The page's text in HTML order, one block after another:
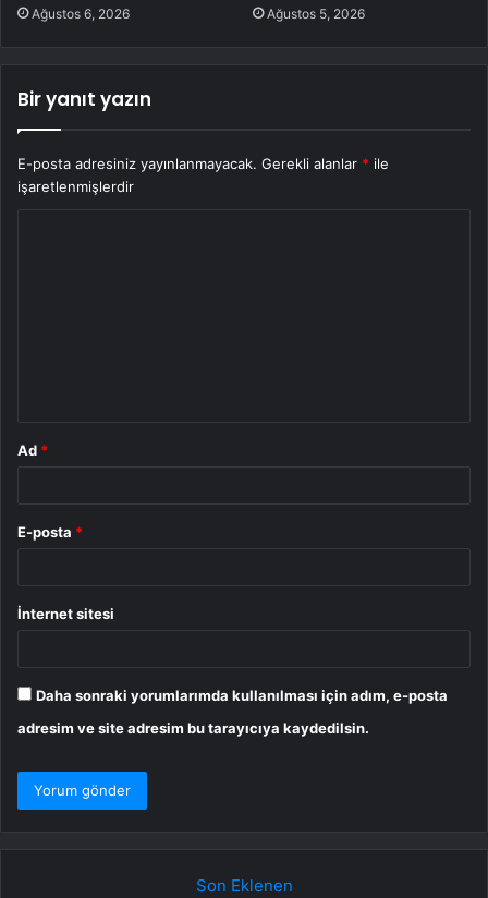
Ağustos 6, 2026 Ağustos 5, 2026
Bir yanıt yazın
E-posta adresiniz yayınlanmayacak. Gerekli alanlar * ile
işaretlenmişlerdir
Ad *
E-posta *
İnternet sitesi
Daha sonraki yorumlarımda kullanılması için adım, e-posta
adresim ve site adresim bu tarayıcıya kaydedilsin.
Son Eklenen